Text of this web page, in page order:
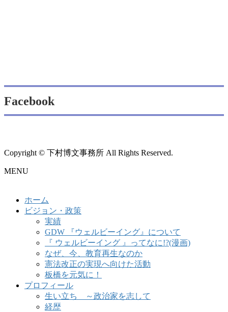
Facebook
Copyright © 下村博文事務所 All Rights Reserved.
MENU
ホーム
ビジョン・政策
実績
GDW 『ウェルビーイング』について
『 ウェルビーイング 』ってなに!?(漫画)
なぜ、今、教育再生なのか
憲法改正の実現へ向けた活動
板橋を元気に！
プロフィール
生い立ち ～政治家を志して
経歴